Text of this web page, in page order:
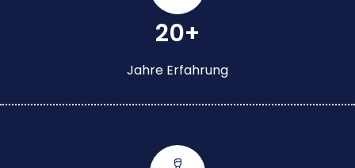
20+
Jahre Erfahrung